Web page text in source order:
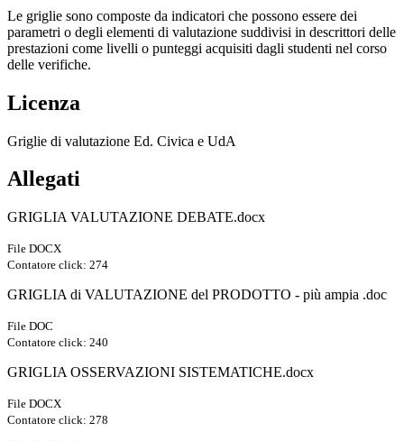
Le griglie sono composte da indicatori che possono essere dei
parametri o degli elementi di valutazione suddivisi in descrittori delle
prestazioni come livelli o punteggi acquisiti dagli studenti nel corso
delle verifiche.
Licenza
Griglie di valutazione Ed. Civica e UdA
Allegati
GRIGLIA VALUTAZIONE DEBATE.docx
File DOCX
Contatore click: 274
GRIGLIA di VALUTAZIONE del PRODOTTO - più ampia .doc
File DOC
Contatore click: 240
GRIGLIA OSSERVAZIONI SISTEMATICHE.docx
File DOCX
Contatore click: 278